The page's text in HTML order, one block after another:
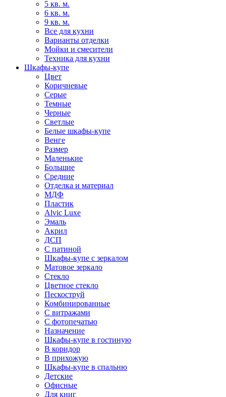
5 кв. м.
6 кв. м.
9 кв. м.
Все для кухни
Варианты отделки
Мойки и смесители
Техника для кухни
Шкафы-купе
Цвет
Коричневые
Серые
Темные
Черные
Светлые
Белые шкафы-купе
Венге
Размер
Маленькие
Большие
Средние
Отделка и материал
МДФ
Пластик
Alvic Luxe
Эмаль
Акрил
ДСП
С патиной
Шкафы-купе с зеркалом
Матовое зеркало
Стекло
Цветное стекло
Пескоструй
Комбинированные
С витражами
С фотопечатью
Назначение
Шкафы-купе в гостиную
В коридор
В прихожую
Шкафы-купе в спальню
Детские
Офисные
Для книг